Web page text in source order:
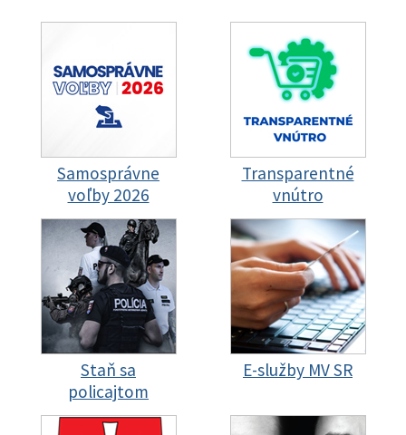
Samosprávne
voľby 2026
Transparentné
vnútro
Staň sa
policajtom
E-služby MV SR